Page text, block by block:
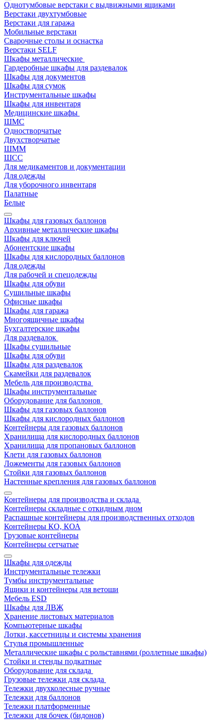
Однотумбовые верстаки с выдвижными ящиками
Верстаки двухтумбовые
Верстаки для гаража
Мобильные верстаки
Сварочные столы и оснастка
Верстаки SELF
Шкафы металлические
Гардеробные шкафы для раздевалок
Шкафы для документов
Шкафы для сумок
Инструментальные шкафы
Шкафы для инвентаря
Медицинские шкафы
ШМС
Одностворчатые
Двухстворчатые
ШММ
ШСС
Для медикаментов и документации
Для одежды
Для уборочного инвентаря
Палатные
Белые
Шкафы для газовых баллонов
Архивные металлические шкафы
Шкафы для ключей
Абонентские шкафы
Шкафы для кислородных баллонов
Для одежды
Для рабочей и спецодежды
Шкафы для обуви
Сушильные шкафы
Офисные шкафы
Шкафы для гаража
Многоящичные шкафы
Бухгалтерские шкафы
Для раздевалок
Шкафы сушильные
Шкафы для обуви
Шкафы для раздевалок
Скамейки для раздевалок
Мебель для производства
Шкафы инструментальные
Оборудование для баллонов
Шкафы для газовых баллонов
Шкафы для кислородных баллонов
Контейнеры для газовых баллонов
Хранилища для кислородных баллонов
Хранилища для пропановых баллонов
Клети для газовых баллонов
Ложементы для газовых баллонов
Стойки для газовых баллонов
Настенные крепления для газовых баллонов
Контейнеры для производства и склада
Контейнеры складные с откидным дном
Распашные контейнеры для производственных отходов
Контейнеры КО, КОА
Грузовые контейнеры
Контейнеры сетчатые
Шкафы для одежды
Инструментальные тележки
Тумбы инструментальные
Ящики и контейнеры для ветоши
Мебель ESD
Шкафы для ЛВЖ
Хранение листовых материалов
Компьютерные шкафы
Лотки, кассетницы и системы хранения
Стулья промышленные
Металлические шкафы с рольставнями (роллетные шкафы)
Стойки и стенды подкатные
Оборудование для склада
Грузовые тележки для склада
Тележки двухколесные ручные
Тележки для баллонов
Тележки платформенные
Тележки для бочек (бидонов)